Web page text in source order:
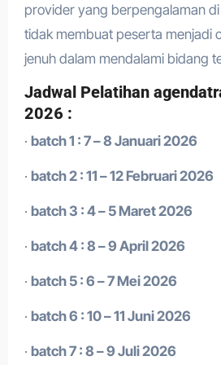
provider yang berpengalaman
tidak membuat peserta menjadi
jenuh dalam mendalami bidang
Jadwal Pelatihan
2026 :
· batch 1 : 7 – 8 Januari 2026
· batch 2 : 11 – 12 Februari 2026
· batch 3 : 4 – 5 Maret 2026
· batch 4 : 8 – 9 April 2026
· batch 5 : 6 – 7 Mei 2026
· batch 6 : 10 – 11 Juni 2026
· batch 7 : 8 – 9 Juli 2026